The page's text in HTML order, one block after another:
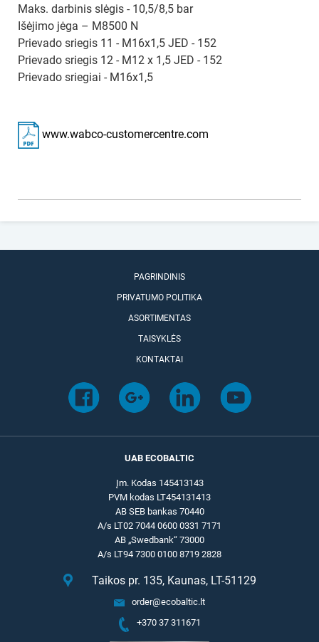
Maks. darbinis slėgis - 10,5/8,5 bar
Išėjimo jėga – M8500 N
Prievado sriegis 11 - M16x1,5 JED - 152
Prievado sriegis 12 - M12 x 1,5 JED - 152
Prievado sriegiai - M16x1,5
www.wabco-customercentre.com
PAGRINDINIS
PRIVATUMO POLITIKA
ASORTIMENTAS
TAISYKLĖS
KONTAKTAI
UAB ECOBALTIC
Įm. Kodas 145413143
PVM kodas LT454131413
AB SEB bankas 70440
A/s LT02 7044 0600 0331 7171
AB „Swedbank“ 73000
A/s LT94 7300 0100 8719 2828
Taikos pr. 135, Kaunas, LT-51129
order@ecobaltic.lt
+370 37 311671